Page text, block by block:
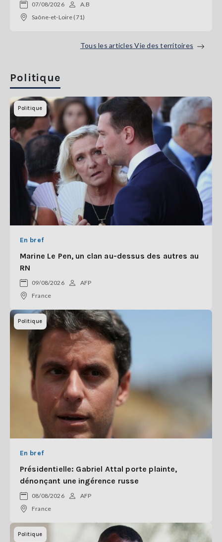
07/08/2026
A.B
Saône-et-Loire (71)
Tous les articles Vie des territoires
Politique
Politique
En bref
Marine Le Pen, un clan au-dessus des autres au
RN
09/08/2026
AFP
France
Politique
En bref
Présidentielle: Gabriel Attal porte plainte,
dénonçant une ingérence russe
08/08/2026
AFP
France
Politique